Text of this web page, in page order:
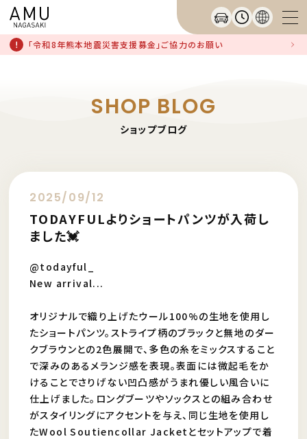
「令和8年熊本地震災害支援募金」ご協力のお願い
SHOP BLOG
ショップブログ
2025/09/12
TODAYFULよりショートパンツが入荷し
ました💓
@todayful_
New arrival...
オリジナルで織り上げたウール100%の生地を使用し
たショートパンツ。ストライプ柄のブラックと無地のダー
クブラウンとの2色展開で、多色の糸をミックスすること
で深みのあるメランジ感を表現。表面には微起毛をか
けることでさりげない凹凸感がうまれ優しい風合いに
仕上げました。ロングブーツやソックスとの組み合わせ
がスタイリングにアクセントを与え、同じ生地を使用し
たWool Soutiencollar Jacketとセットアップで着